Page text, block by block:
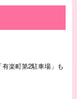
楽町第2駐車場」も